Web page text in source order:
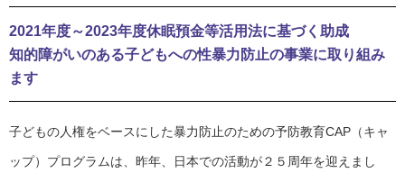
2021年度～2023年度休眠預金等活用法に基づく助成
知的障がいのある子どもへの性暴力防止の事業に取り組み
ます
子どもの人権をベースにした暴力防止のための予防教育CAP（キャ
ップ）プログラムは、昨年、日本での活動が２５周年を迎えまし